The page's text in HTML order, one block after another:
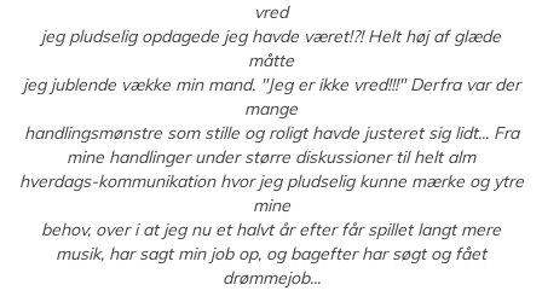
vred
jeg pludselig opdagede jeg havde været!?! Helt høj af glæde
måtte
jeg jublende vække min mand. "Jeg er ikke vred!!!" Derfra var der
mange
handlingsmønstre som stille og roligt havde justeret sig lidt... Fra
mine handlinger under større diskussioner til helt alm
hverdags-kommunikation hvor jeg pludselig kunne mærke og ytre
mine
behov, over i at jeg nu et halvt år efter får spillet langt mere
musik, har sagt min job op, og bagefter har søgt og fået
drømmejob...